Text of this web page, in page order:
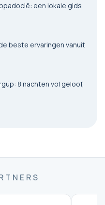
een lokale gids
beste ervaringen vanuit
8 nachten vol geloof,